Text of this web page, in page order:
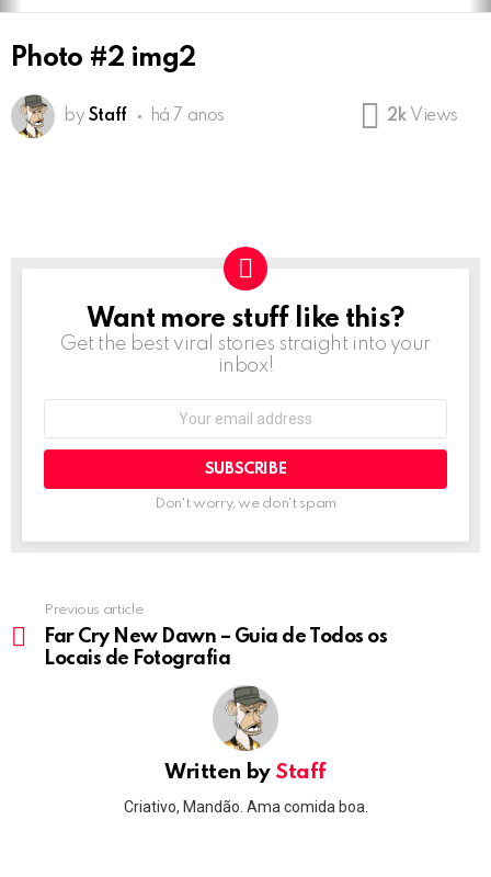
Photo #2 img2
by Staff há 7 anos 2k Views
NEWSLETTER
Want more stuff like this?
Get the best viral stories straight into your
inbox!
Don't worry, we don't spam
more
Previous article
Far Cry New Dawn – Guia de Todos os
Locais de Fotografia
Written by Staff
Criativo, Mandão. Ama comida boa.